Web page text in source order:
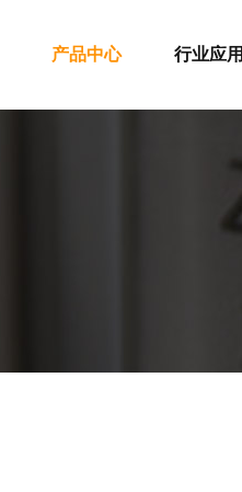
产品中心 行业应用